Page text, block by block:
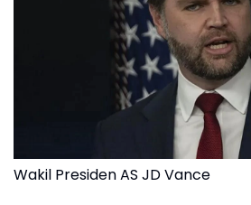
Wakil Presiden AS JD Vance